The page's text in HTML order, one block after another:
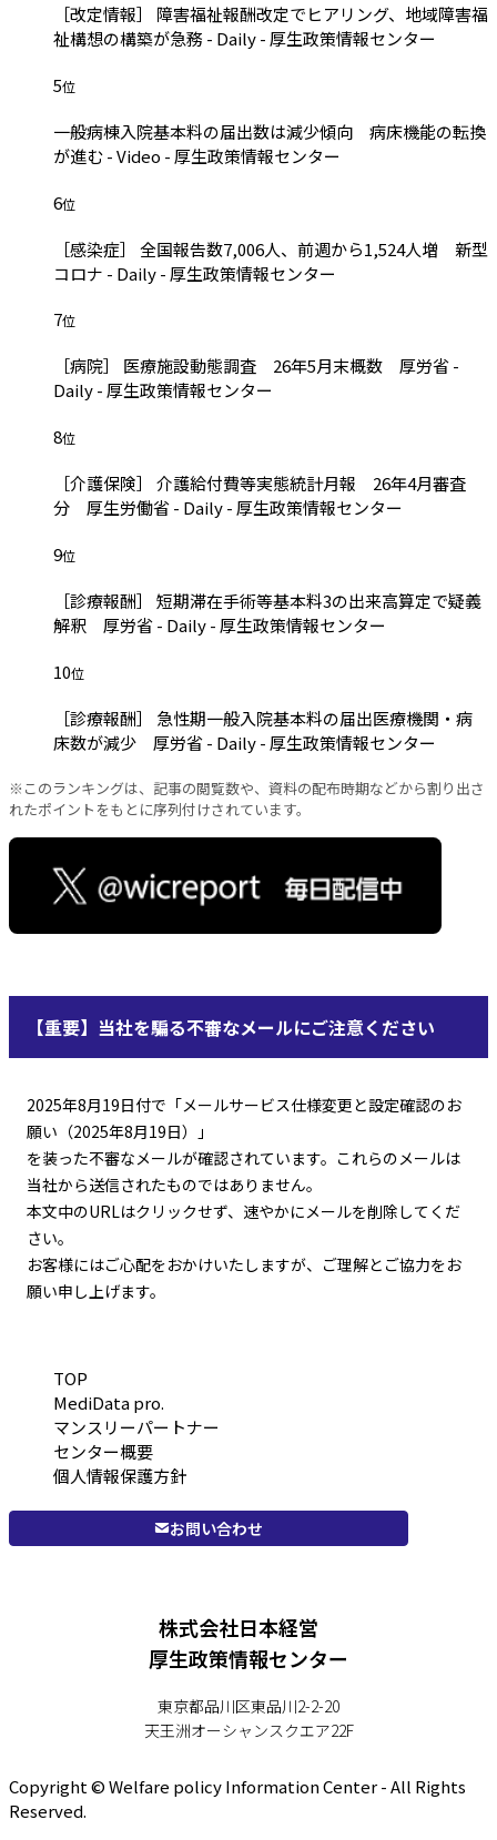
［改定情報］ 障害福祉報酬改定でヒアリング、地域障害福
祉構想の構築が急務 - Daily - 厚生政策情報センター
5位
一般病棟入院基本料の届出数は減少傾向 病床機能の転換
が進む - Video - 厚生政策情報センター
6位
［感染症］ 全国報告数7,006人、前週から1,524人増 新型
コロナ - Daily - 厚生政策情報センター
7位
［病院］ 医療施設動態調査 26年5月末概数 厚労省 -
Daily - 厚生政策情報センター
8位
［介護保険］ 介護給付費等実態統計月報 26年4月審査
分 厚生労働省 - Daily - 厚生政策情報センター
9位
［診療報酬］ 短期滞在手術等基本料3の出来高算定で疑義
解釈 厚労省 - Daily - 厚生政策情報センター
10位
［診療報酬］ 急性期一般入院基本料の届出医療機関・病
床数が減少 厚労省 - Daily - 厚生政策情報センター
※このランキングは、記事の閲覧数や、資料の配布時期などから割り出さ
れたポイントをもとに序列付けされています。
【重要】当社を騙る不審なメールにご注意ください
2025年8月19日付で「メールサービス仕様変更と設定確認のお
願い（2025年8月19日）」
を装った不審なメールが確認されています。これらのメールは
当社から送信されたものではありません。
本文中のURLはクリックせず、速やかにメールを削除してくだ
さい。
お客様にはご心配をおかけいたしますが、ご理解とご協力をお
願い申し上げます。
TOP
MediData pro.
マンスリーパートナー
センター概要
個人情報保護方針
お問い合わせ
株式会社日本経営
厚生政策情報センター
東京都品川区東品川2-2-20
天王洲オーシャンスクエア22F
Copyright © Welfare policy Information Center - All Rights
Reserved.